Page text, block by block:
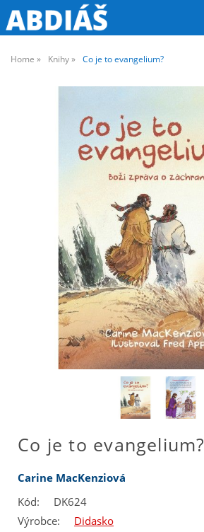
Home Knihy Co je to evangelium?
Co je to evangelium?
Carine MacKenziová
Kód:
DK624
Výrobce:
Didasko